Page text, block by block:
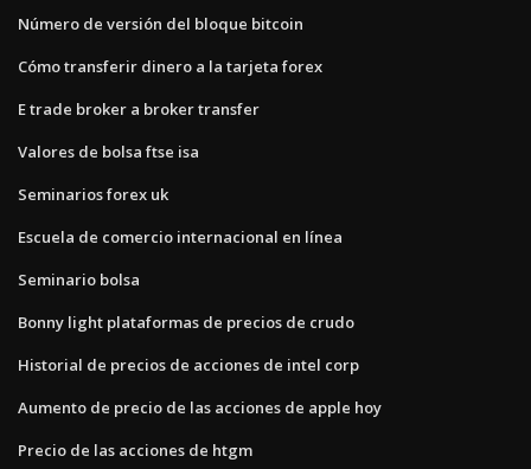
Número de versión del bloque bitcoin
Cómo transferir dinero a la tarjeta forex
E trade broker a broker transfer
Valores de bolsa ftse isa
Seminarios forex uk
Escuela de comercio internacional en línea
Seminario bolsa
Bonny light plataformas de precios de crudo
Historial de precios de acciones de intel corp
Aumento de precio de las acciones de apple hoy
Precio de las acciones de htgm